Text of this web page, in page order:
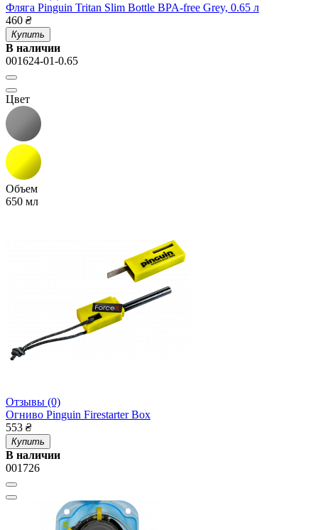
Фляга Pinguin Tritan Slim Bottle BPA-free Grey, 0.65 л
460 ₴
Купить
В наличии
001624-01-0.65
Цвет
Объем
650 мл
Отзывы (0)
Огниво Pinguin Firestarter Box
553 ₴
Купить
В наличии
001726